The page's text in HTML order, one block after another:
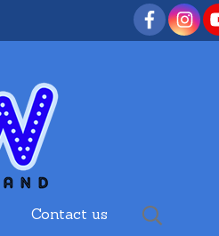
Contact us